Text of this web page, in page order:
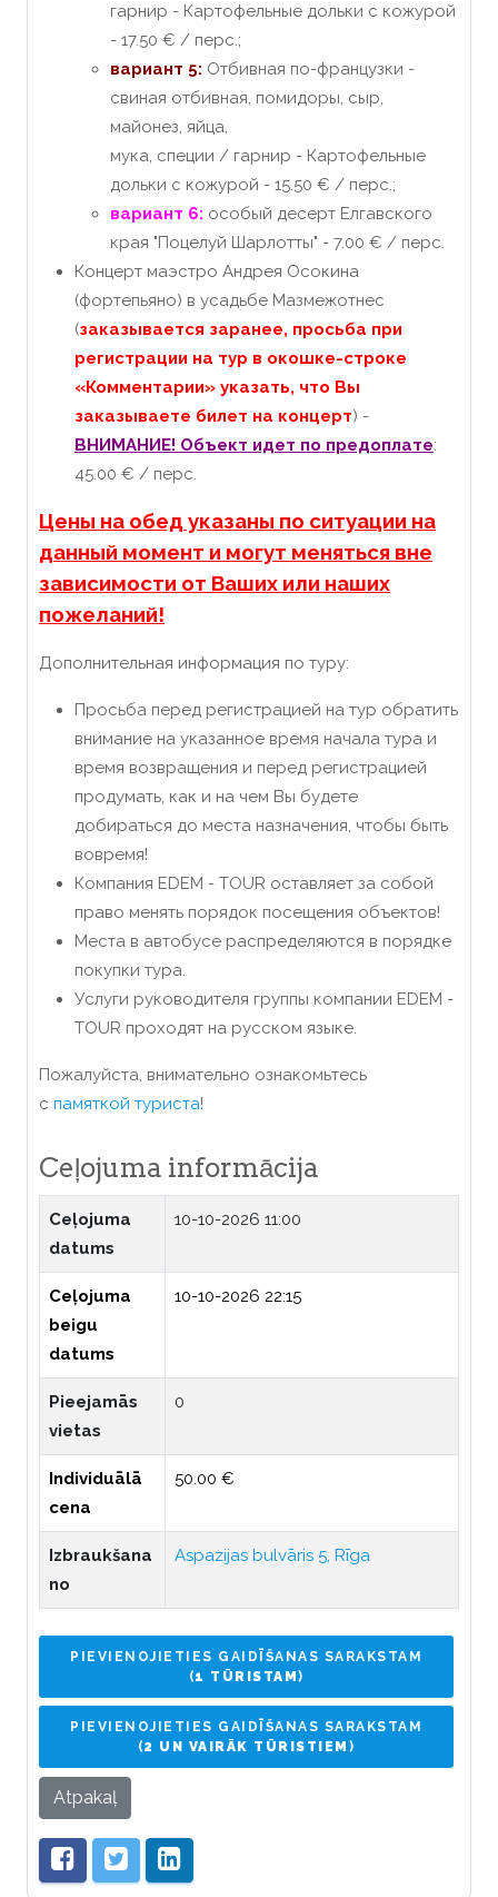
гарнир - Картофельные дольки с кожурой
- 17.50 € / перс.;
вариант 5: Отбивная по-французки -
свиная отбивная, помидоры, сыр,
майонез, яйца,
мука, специи / гарнир - Картофельные
дольки с кожурой - 15.50 € / перс.;
вариант 6: особый десерт Елгавского
края "Поцелуй Шарлотты" - 7.00 € / перс.
Концерт маэстро Андрея Осокина
(фортепьяно) в усадьбе Мазмежотнес
(заказывается заранее, просьба при
регистрации на тур в окошке-строке
«Комментарии» указать, что Вы
заказываете билет на концерт) -
ВНИМАНИЕ! Объект идет по предоплате:
45.00 € / перс.
Цены на обед указаны по ситуации на
данный момент и могут меняться вне
зависимости от Ваших или наших
пожеланий!
Дополнительная информация по туру:
Просьба перед регистрацией на тур обратить
внимание на указанное время начала тура и
время возвращения и перед регистрацией
продумать, как и на чем Вы будете
добираться до места назначения, чтобы быть
вовремя!
Компания EDEM - TOUR оставляет за собой
право менять порядок посещения объектов!
Места в автобусе распределяются в порядке
покупки тура.
Услуги руководителя группы компании EDEM -
TOUR проходят на русском языке.
Пожалуйста, внимательно ознакомьтесь
с памяткой туриста!
Ceļojuma informācija
Ceļojuma
datums
10-10-2026 11:00
Ceļojuma
beigu
datums
10-10-2026 22:15
Pieejamās
vietas
0
Individuālā
cena
50.00 €
Izbraukšana
no
Aspazijas bulvāris 5, Rīga
PIEVIENOJIETIES GAIDĪŠANAS SARAKSTAM
(1 TŪRISTAM)
PIEVIENOJIETIES GAIDĪŠANAS SARAKSTAM
(2 UN VAIRĀK TŪRISTIEM )
Atpakaļ